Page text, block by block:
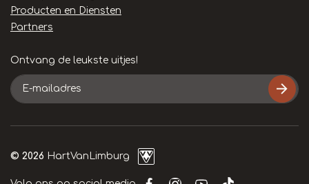
Producten en Diensten
Partners
Ontvang de leukste uitjes!
E-
mailadres
© 2026 HartVanLimburg